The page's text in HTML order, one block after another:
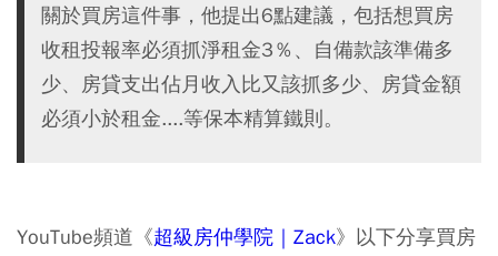
關於買房這件事，他提出6點建議，包括想買房
收租投報率必須抓淨租金3％、自備款該準備多
少、房貸支出佔月收入比又該抓多少、房貸金額
必須小於租金....等保本精算鐵則。
YouTube頻道《超級房仲學院｜Zack》以下分享買房